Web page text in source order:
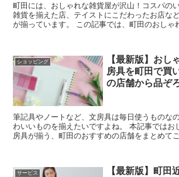
町田には、おしゃれな雑貨屋が沢山！コスパの
雑貨を揃えた店、テイストにこだわったお店な
が揃っています。 この記事では、町田のおしゃれな雑貨屋をはじ
ショッピング
【最新版】おし
房具を町田で買
の店舗から品ぞ
筆記具やノートなど、文房具は毎日使うものな
わいいものを揃えたいですよね。 本記事ではおしゃれでかわいい文
房具が揃う、町田のおすすめの店舗をまとめて
サービス
【最新版】町田